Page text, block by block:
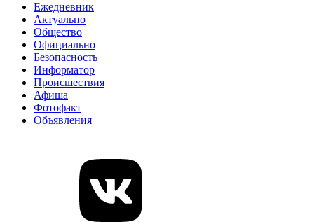
Ежедневник
Актуально
Общество
Официально
Безопасность
Информатор
Происшествия
Афиша
Фотофакт
Объявления